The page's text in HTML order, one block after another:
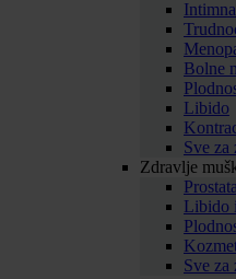
Bolne
Libido
Sve za
Zdravlje
Libido
Sve za